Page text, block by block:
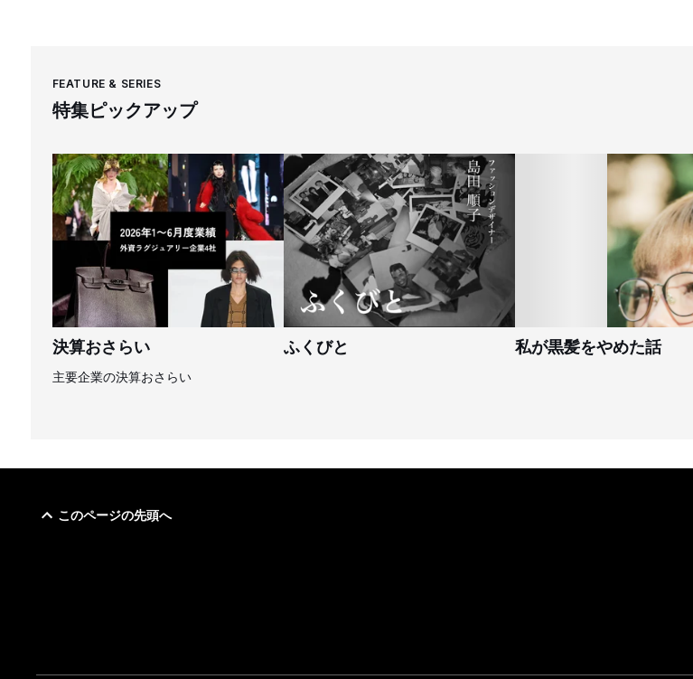
FEATURE & SERIES
特集ピックアップ
決算おさらい
主要企業の決算おさらい
ふくびと 私が黒髪をやめた話
このページの先頭へ